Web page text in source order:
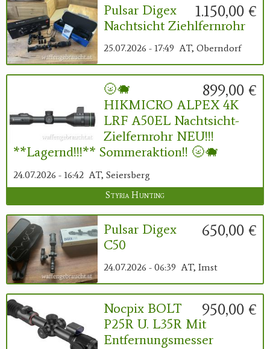
1.150,00 €
Pulsar Digex
Nachtsicht Ziehlfernrohr
25.07.2026 - 17:49 AT, Oberndorf
899,00 €
🌝🐗
HIKMICRO ALPEX 4K
LRF A50EL Nachtsicht-
Zielfernrohr NEU!!!
**Lagernd!!!** Sommeraktion!! 🌝🐗
24.07.2026 - 16:42 AT, Seiersberg
Styria Hunting
650,00 €
Pulsar Digex
C50
24.07.2026 - 06:39 AT, Imst
950,00 €
Nocpix BOLT
P25R U. L35R Mit
Entfernungsmesser